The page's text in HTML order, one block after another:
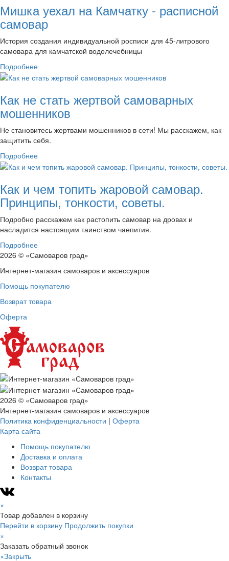
Мишка уехал на Камчатку - расписной
самовар
История создания индивидуальной росписи для 45-литрового
самовара для камчатской водолечебницы
Подробнее
Как не стать жертвой самоварных
мошенников
Не становитесь жертвами мошенников в сети! Мы расскажем, как
защитить себя.
Подробнее
Как и чем топить жаровой самовар.
Принципы, тонкости, советы.
Подробно расскажем как растопить самовар на дровах и
насладится настоящим таинством чаепития.
Подробнее
2026 © «Самоваров град»
Интернет-магазин самоваров и аксессуаров
Помощь покупателю
Возврат товара
Оферта
2026 © «Самоваров град»
Интернет-магазин самоваров и аксессуаров
Политика конфиденциальности | Оферта
Карта сайта
Помощь покупателю
Доставка и оплата
Возврат товара
Контакты
×
Товар добавлен в корзину
Перейти в корзину Продолжить покупки
×
Заказать обратный звонок
×Закрыть